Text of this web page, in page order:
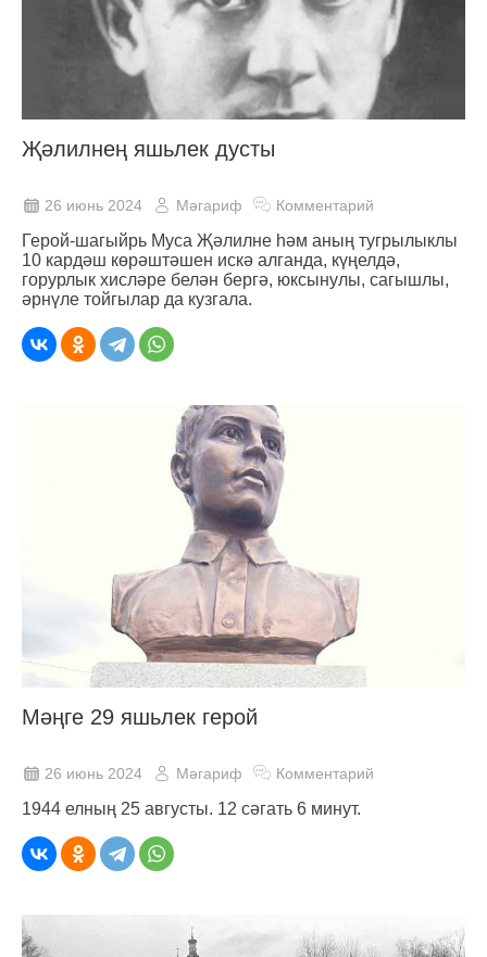
Җәлилнең яшьлек дусты
26 июнь 2024 Мәгариф Комментарий
Герой-шагыйрь Муса Җәлилне һәм аның тугрылыклы
10 кардәш көрәштәшен искә алганда, күңелдә,
горурлык хисләре белән бергә, юксынулы, сагышлы,
әрнүле тойгылар да кузгала.
Мәңге 29 яшьлек герой
26 июнь 2024 Мәгариф Комментарий
1944 елның 25 августы. 12 сәгать 6 минут.